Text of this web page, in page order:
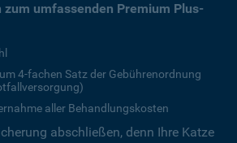
zum umfassenden Premium Plus-
4-fachen Satz der Gebührenordnung
aller Behandlungskosten
abschließen, denn Ihre Katze